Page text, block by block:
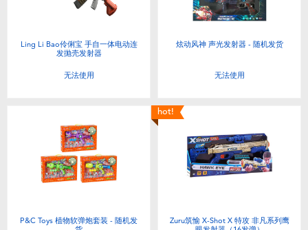
Ling Li Bao伶俐宝 手自一体电动连
发抛壳发射器
无法使用
炫动风神 声光发射器 - 随机发货
无法使用
P&C Toys 植物软弹炮套装 - 随机发
hot!
Zuru筑愉 X-Shot X 特攻 非凡系列鹰